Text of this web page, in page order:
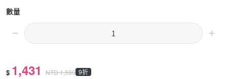
數量
$ 1,431 NTD1,590 9折